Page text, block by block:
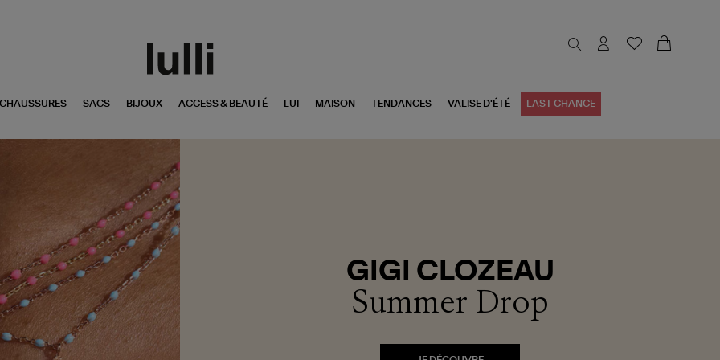
CHAUSSURES SACS BIJOUX ACCESS & BEAUTÉ LUI MAISON TENDANCES VALISE D'ÉTÉ LAST CHANCE
GIGI CLOZEAU
Summer Drop